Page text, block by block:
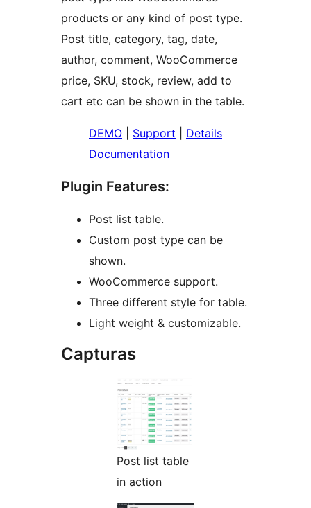
products or any kind of post type.
Post title, category, tag, date,
author, comment, WooCommerce
price, SKU, stock, review, add to
cart etc can be shown in the table.
DEMO Support
Details
Documentation
Plugin Features:
Post list table.
Custom post type can be
shown.
WooCommerce support.
Three different style for table.
Light weight & customizable.
Capturas
Post list table
in action